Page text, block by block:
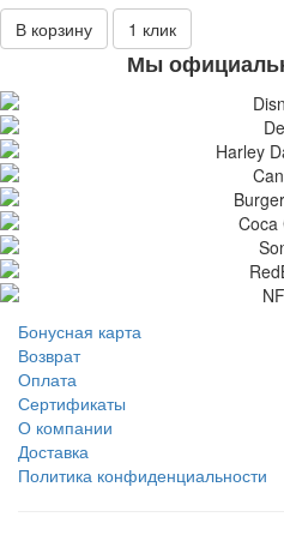
В корзину
1 клик
Мы
Бонусная карта
Возврат
Оплата
Сертификаты
О компании
Доставка
Политика конфиденциальности